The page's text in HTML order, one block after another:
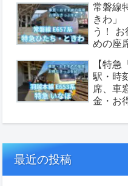
常磐線
きわ」
う！
めの座
【特
駅・時
席、車
金・お
最近の投稿